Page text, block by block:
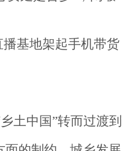
基地架起手机带
中国”转而过渡到